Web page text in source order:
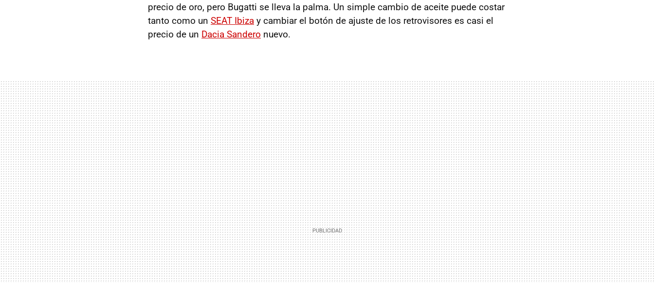
precio de oro, pero Bugatti se lleva la palma. Un simple cambio de aceite puede costar
tanto como un SEAT Ibiza y cambiar el botón de ajuste de los retrovisores es casi el
precio de un Dacia Sandero nuevo.